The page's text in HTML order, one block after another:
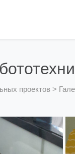
проектов >